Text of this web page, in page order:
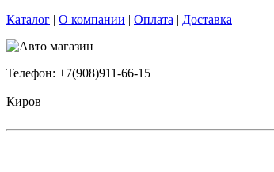
Каталог | О компании | Оплата | Доставка
Телефон: +7(908)911-66-15
Киров